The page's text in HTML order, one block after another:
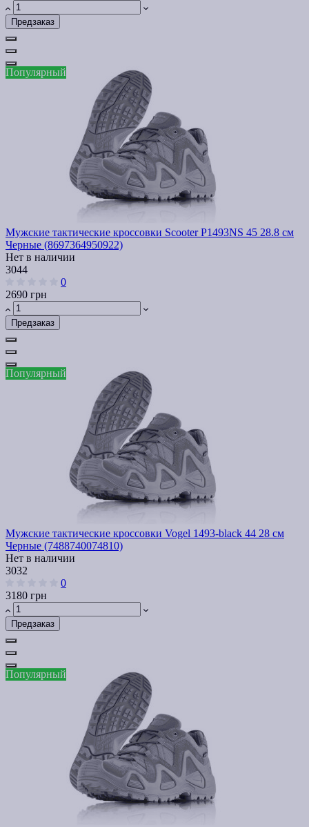
Предзаказ
Популярный
Мужские тактические кроссовки Scooter P1493NS 45 28.8 см
Черные (8697364950922)
Нет в наличии
3044
0
2690 грн
Предзаказ
Популярный
Мужские тактические кроссовки Vogel 1493-black 44 28 см
Черные (7488740074810)
Нет в наличии
3032
0
3180 грн
Предзаказ
Популярный